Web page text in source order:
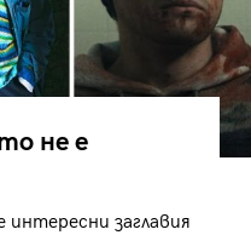
не е
заглавия